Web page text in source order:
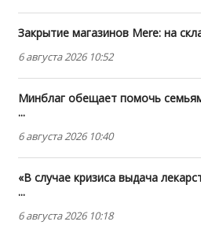
Закрытие магазинов Mere: на
6 августа 2026 10:52
Минблаг обещает помочь
...
6 августа 2026 10:40
«В случае кризиса выдача
...
6 августа 2026 10:18